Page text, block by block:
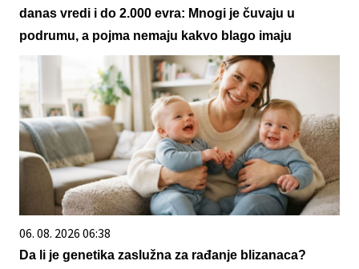
danas vredi i do 2.000 evra: Mnogi je čuvaju u
podrumu, a pojma nemaju kakvo blago imaju
06. 08. 2026 06:38
Da li je genetika zaslužna za rađanje blizanaca?